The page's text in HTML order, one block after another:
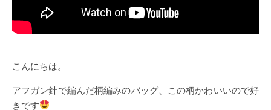
こんにちは。
アフガン針で編んだ柄編みのバッグ、この柄かわいいので好
きです